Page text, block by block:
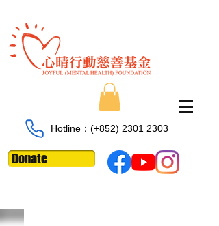
Hotline：​​(+852) 2301 2303
Donate